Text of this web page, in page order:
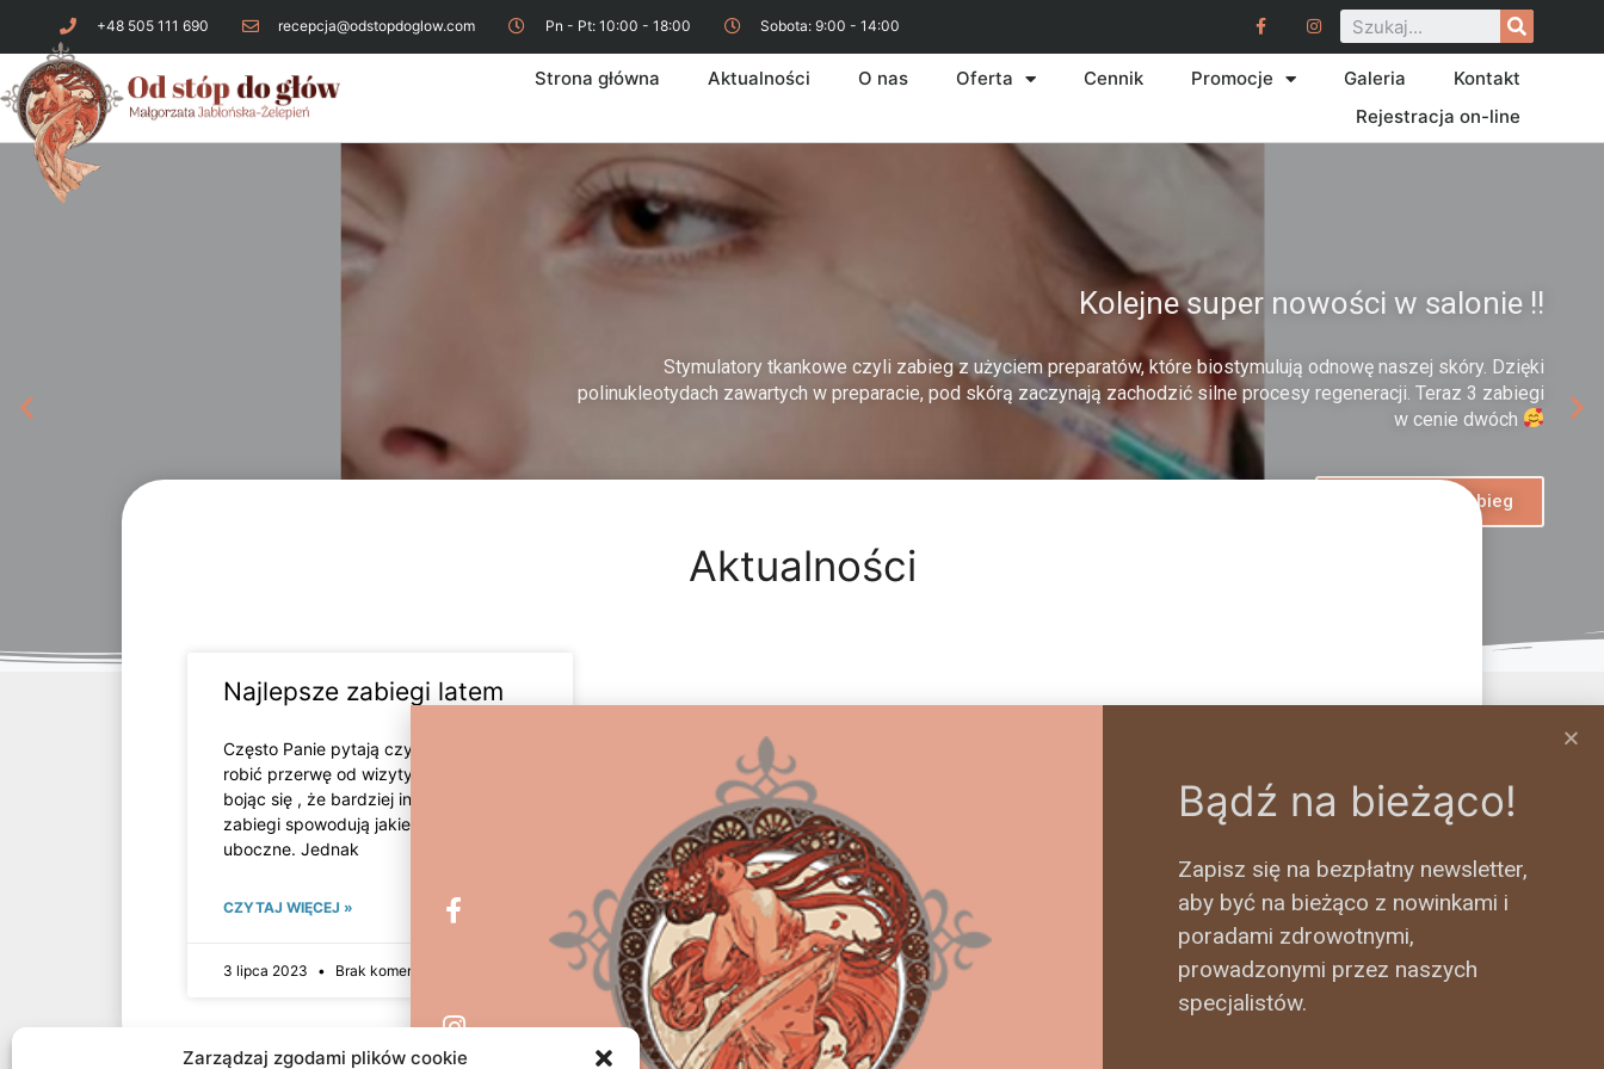
Zarządzaj zgodami plików cookie
+48 505 111 690 recepcja@odstopdoglow.com Pn - Pt: 10:00 - 18:00 Sobota: 9:00 - 14:00
Strona główna Aktualności O nas Oferta Cennik Promocje Galeria
Kontakt
Rejestracja on-line
Kolejne super nowości w salonie !!
Stymulatory tkankowe czyli zabieg z użyciem preparatów, które biostymulują odnowę naszej skóry. Dzięki
polinukleotydach zawartych w preparacie, pod skórą zaczynają zachodzić silne procesy regeneracji. Teraz 3 zabiegi
w cenie dwóch
umów się na zabieg
Aktualności
Najlepsze zabiegi latem
Często Panie pytają czy muszą na lato
robić przerwę od wizyty u kosmetyczki,
bojąc się , że bardziej ingerencyjne
zabiegi spowodują jakieś efekty
uboczne. Jednak
CZYTAJ WIĘCEJ »
3 lipca 2023 Brak komentarzy
Bądź na bieżąco!
Zapisz się na bezpłatny newsletter,
aby być na bieżąco z nowinkami i
poradami zdrowotnymi,
prowadzonymi przez naszych
specjalistów.